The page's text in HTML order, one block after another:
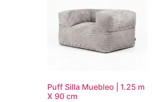
Puff Silla Muebleo | 1.25 m
X 90 cm